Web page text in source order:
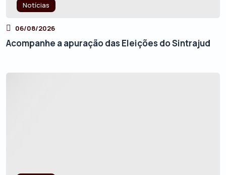
Notícias
06/08/2026
Acompanhe a apuração das Eleições do Sintrajud